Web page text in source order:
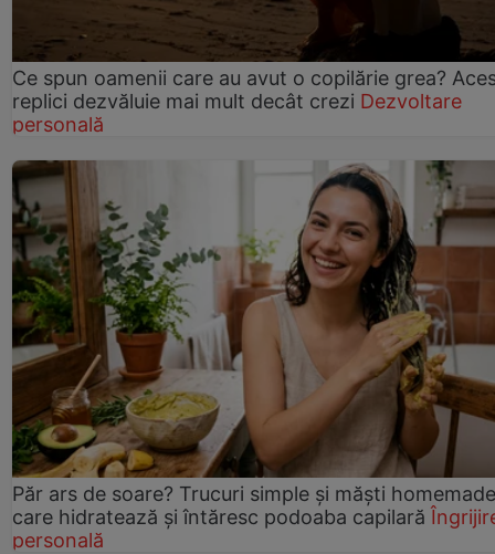
Ce spun oamenii care au avut o copilărie grea?
replici dezvăluie mai mult decât crezi Dezvoltare
personală
Păr ars de soare? Trucuri simple și măști homemade
care hidratează și întăresc podoaba capilară
personală